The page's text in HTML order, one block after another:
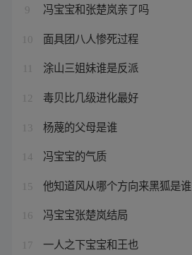
9 冯宝宝和张楚岚亲了吗
10 面具团八人惨死过程
涂山三姐妹谁是反派
12 毒贝比几级进化最好
13 杨蔑的父母是谁
14 冯宝宝的气质
15 他知道风从哪个方向来黑狐是谁
16 冯宝宝张楚岚结局
17 一人之下宝宝和王也